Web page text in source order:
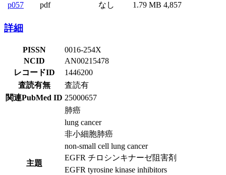
p057
pdf なし 1.79 MB 4,857
詳細
PISSN
0016-254X
NCID
AN00215478
レコードID
1446200
査読有無
査読有
関連PubMed ID 25000657
主題
肺癌
lung cancer
非小細胞肺癌
non-small cell lung cancer
EGFR チロシンキナーゼ阻害剤
EGFR tyrosine kinase inhibitors